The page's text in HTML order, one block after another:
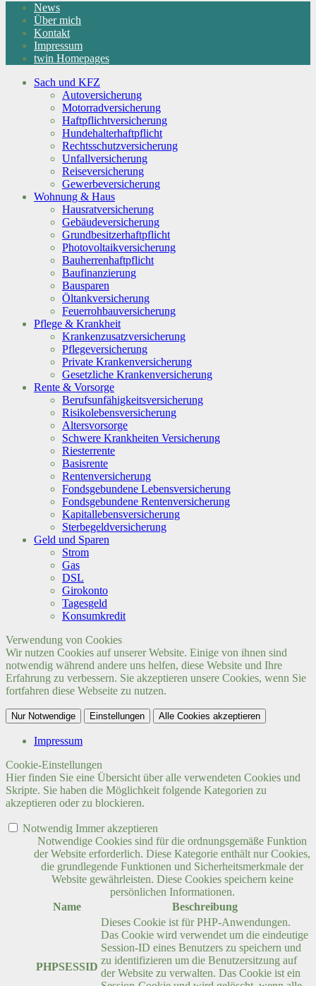
News
Über mich
Kontakt
Impressum
twin Homepages
Sach und KFZ
Autoversicherung
Motorradversicherung
Haftpflichtversicherung
Hundehalterhaftpflicht
Rechtsschutzversicherung
Unfallversicherung
Reiseversicherung
Gewerbeversicherung
Wohnung & Haus
Hausratversicherung
Gebäudeversicherung
Grundbesitzerhaftpflicht
Photovoltaikversicherung
Bauherrenhaftpflicht
Baufinanzierung
Bausparen
Öltankversicherung
Feuerrohbauversicherung
Pflege & Krankheit
Krankenzusatzversicherung
Pflegeversicherung
Private Krankenversicherung
Gesetzliche Krankenversicherung
Rente & Vorsorge
Berufs­unfähigkeitsversicherung
Risikolebensversicherung
Altersvorsorge
Schwere Krankheiten Versicherung
Riesterrente
Basisrente
Rentenversicherung
Fondsgebundene Lebensversicherung
Fondsgebundene Rentenversicherung
Kapitallebensversicherung
Sterbegeldversicherung
Geld und Sparen
Strom
Gas
DSL
Girokonto
Tagesgeld
Konsumkredit
Verwendung von Cookies
Wir nutzen Cookies auf unserer Website. Einige von ihnen sind
notwendig während andere uns helfen, diese Website und Ihre
Erfahrung zu verbessern. Sie akzeptieren unsere Cookies, wenn Sie
fortfahren diese Webseite zu nutzen.
Nur Notwendige Einstellungen Alle Cookies akzeptieren
Impressum
Cookie-Einstellungen
Hier finden Sie eine Übersicht über alle verwendeten Cookies und
Skripte. Sie haben die Möglichkeit folgende Kategorien zu
akzeptieren oder zu blockieren.
Notwendig Immer akzeptieren
Notwendige Cookies sind für die ordnungsgemäße Funktion
der Website erforderlich. Diese Kategorie enthält nur Cookies,
die grundlegende Funktionen und Sicherheitsmerkmale der
Website gewährleisten. Diese Cookies speichern keine
persönlichen Informationen.
Name
Beschreibung
PHPSESSID
Dieses Cookie ist für PHP-Anwendungen.
Das Cookie wird verwendet um die eindeutige
Session-ID eines Benutzers zu speichern und
zu identifizieren um die Benutzersitzung auf
der Website zu verwalten. Das Cookie ist ein